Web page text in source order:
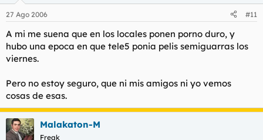
27 Ago 2006 #11
A mi me suena que en los locales ponen porno duro, y
hubo una epoca en que tele5 ponia pelis semiguarras los
viernes.
Pero no estoy seguro, que ni mis amigos ni yo vemos
cosas de esas.
Malakaton-M
Freak